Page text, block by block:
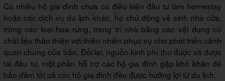
Có nhiều hộ gia đình chưa có điều kiện đầu tư làm homestay
hoặc các dịch vụ du lịch khác, họ chủ động vệ sinh nhà cửa,
trồng các loại hoa rừng, trang trí nhà bằng các vật dụng có
chất liệu thân thiện với thiên nhiên phục vụ cho phát triển cảnh
quan chung của bản. Đổi lại, nguồn kinh phí thu được sẽ được
tái đầu tư, một phần hỗ trợ các hộ gia đình gặp khó khăn để
bảo đảm tất cả các hộ gia đình đều được hưởng lợi từ du lịch.